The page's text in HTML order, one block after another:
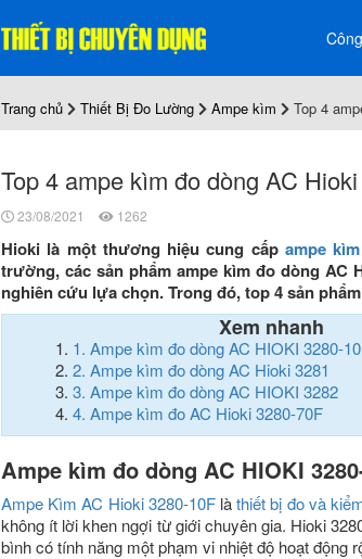
Trang chủ Thiết Bị Đo Lường Ampe kìm Top 4
Top 4 ampe kìm đo dòng AC
23/08/2021 1262
Hioki là một thương hiệu cung cấp ampe kìm
trường, các sản phẩm ampe kìm đo dòng
nghiên cứu lựa chọn. Trong đó, top 4 sản
Xem nhanh
1. Ampe kìm đo dòng AC HIOKI 3280-
2. Ampe kìm đo dòng AC Hioki 3281
3. Ampe kìm đo dòng AC HIOKI 3282
4. Ampe kìm đo AC Hioki 3280-70F
Ampe kìm đo dòng AC HIOKI
Ampe Kìm AC Hioki 3280-10Flàthiết bị đo và
không ít lời khen ngợi từ giới chuyên gia. Hioki
bình có tính năng một phạm vi nhiệt độ hoạt động